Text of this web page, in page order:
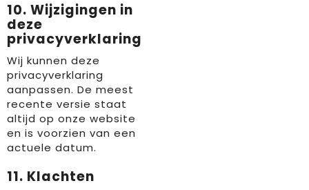
10. Wijzigingen in
deze
privacyverklaring
Wij kunnen deze
privacyverklaring
aanpassen. De meest
recente versie staat
altijd op onze website
en is voorzien van een
actuele datum.
11. Klachten